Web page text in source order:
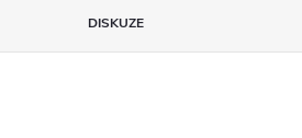
DISKUZE